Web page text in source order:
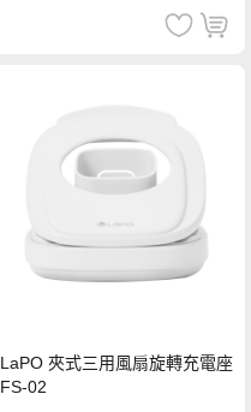
LaPO 夾式三用風扇旋轉充電座
FS-02